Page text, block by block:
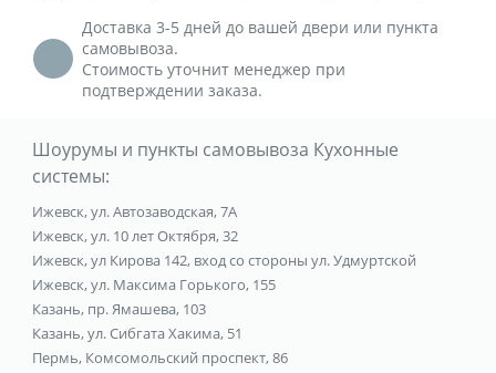
Доставка 3-5 дней до вашей двери или пункта
самовывоза.
Стоимость уточнит менеджер при
подтверждении заказа.
Шоурумы и пункты самовывоза Кухонные
системы:
Ижевск, ул. Автозаводская, 7А
Ижевск, ул. 10 лет Октября, 32
Ижевск, ул Кирова 142, вход со стороны ул. Удмуртской
Ижевск, ул. Максима Горького, 155
Казань, пр. Ямашева, 103
Казань, ул. Сибгата Хакима, 51
Пермь, Комсомольский проспект, 86